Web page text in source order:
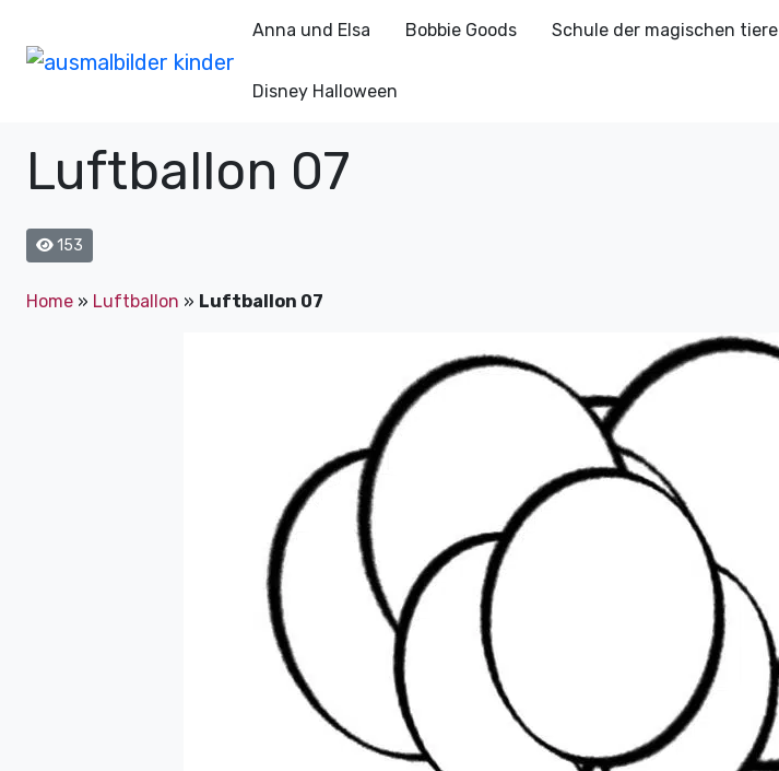
Anna und Elsa Bobbie Goods Schule der magischen tiere
Disney Halloween
Luftballon 07
153
Home » Luftballon » Luftballon 07